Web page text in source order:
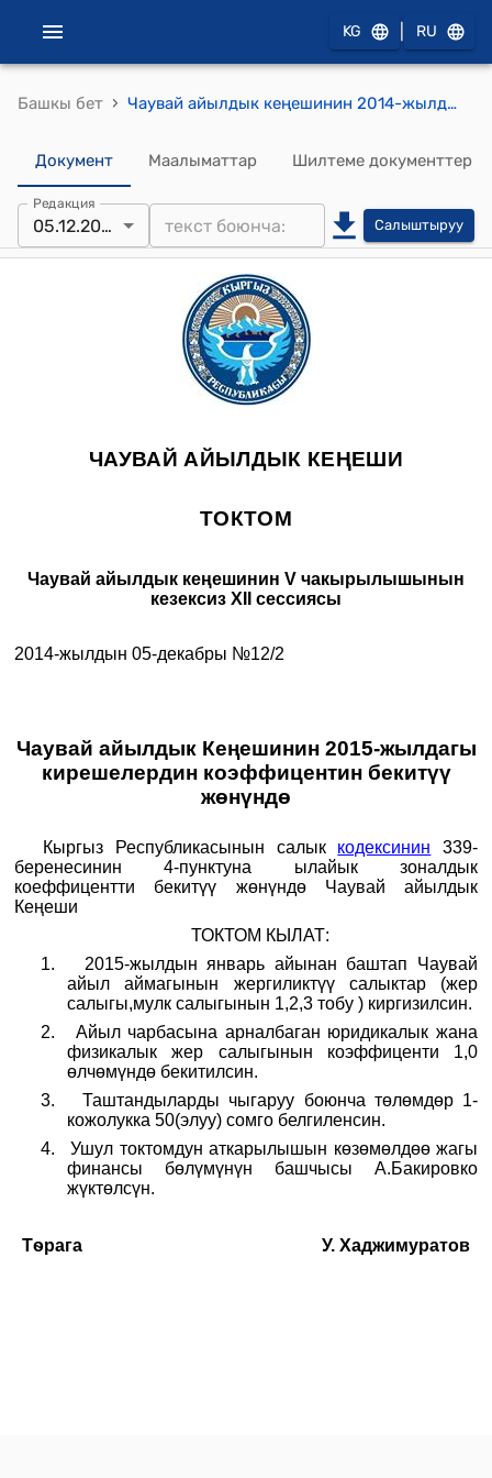
KG RU
Башкы бет › Чаувай айылдык кеңешинин 2014-жылдын 05-декабрындагы №12/2 "Чаувай айылдык Кеңешинин 2015-жылдагы кирешелердин коэффицентин бекитүү жөнүндө" токтому
Документ Маалыматтар Шилтеме документтер
Редакция
05.12.2014 Салыштыруу